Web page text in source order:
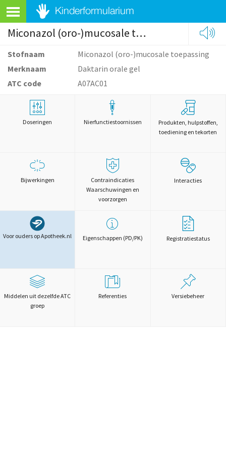
Miconazol (oro-)mucosale toepassing
Stofnaam
Miconazol (oro-)mucosale toepassing
Merknaam
Daktarin orale gel
ATC code
A07AC01
Doseringen Nierfunctiestoornissen
Produkten, hulpstoffen,
toediening en tekorten
Bijwerkingen
Contraindicaties
Waarschuwingen en
voorzorgen
Interacties
Voor ouders op Apotheek.nl Eigenschappen (PD/PK) Registratiestatus
Middelen uit dezelfde ATC
groep
Referenties Versiebeheer